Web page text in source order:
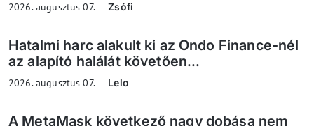
2026. augusztus 07. Zsófi
Hatalmi harc alakult ki az Ondo Finance-nél
az alapító halálát követően...
2026. augusztus 07. Lelo
A MetaMask következő nagy dobása nem